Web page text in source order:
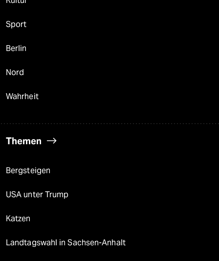
Sport
Berlin
Nord
Wahrheit
Themen
Bergsteigen
USA unter Trump
Katzen
Landtagswahl in Sachsen-Anhalt